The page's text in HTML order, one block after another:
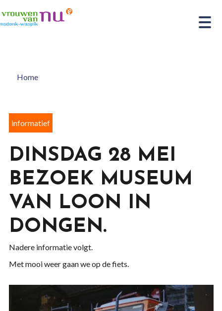
Home
informatief
DINSDAG 28 MEI
BEZOEK MUSEUM
VAN LOON IN
DONGEN.
Nadere informatie volgt.
Met mooi weer gaan we op de fiets.